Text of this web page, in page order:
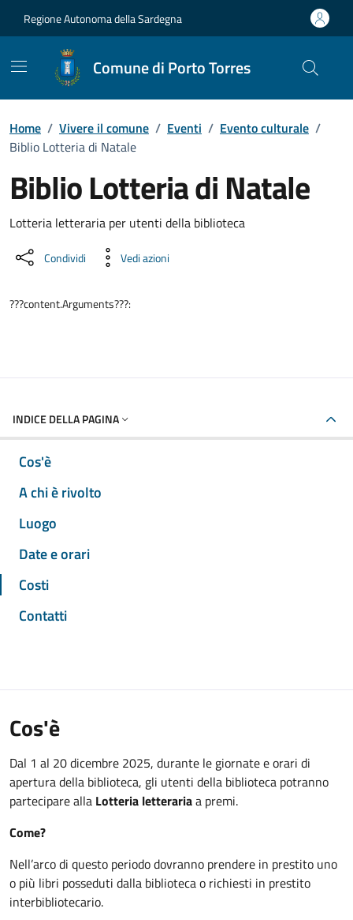
Regione Autonoma della Sardegna
Comune di Porto Torres
Home / Vivere il comune / Eventi / Evento culturale /
Biblio Lotteria di Natale
Biblio Lotteria di Natale
Dettaglio dell'evento
Lotteria letteraria per utenti della biblioteca
Condividi Vedi azioni
???content.Arguments???:
INDICE DELLA PAGINA
Cos'è
A chi è rivolto
Luogo
Date e orari
Costi
Contatti
Cos'è
Dal 1 al 20 dicembre 2025, durante le giornate e orari di
apertura della biblioteca, gli utenti della biblioteca potranno
partecipare alla Lotteria letterariaa premi.
Come?
Nell’arco di questo periodo dovranno prendere in prestito uno
o più libri posseduti dalla biblioteca o richiesti in prestito
interbibliotecario.